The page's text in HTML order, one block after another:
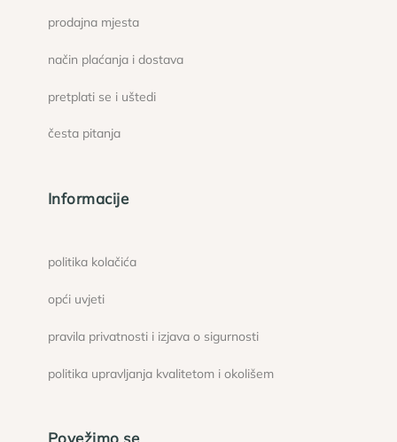
prodajna mjesta
način plaćanja i dostava
pretplati se i uštedi
česta pitanja
Informacije
politika kolačića
opći uvjeti
pravila privatnosti i izjava o sigurnosti
politika upravljanja kvalitetom i okolišem
Povežimo se